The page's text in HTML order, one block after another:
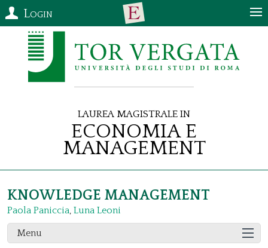
Login
Laurea Magistrale in
Economia e
Management
KNOWLEDGE MANAGEMENT
Paola Paniccia, Luna Leoni
Menu